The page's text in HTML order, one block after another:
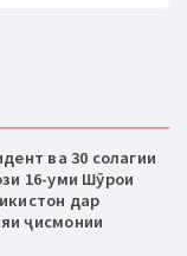
ва 30 солагии
16-уми Шӯрои
дар
ҷисмонии